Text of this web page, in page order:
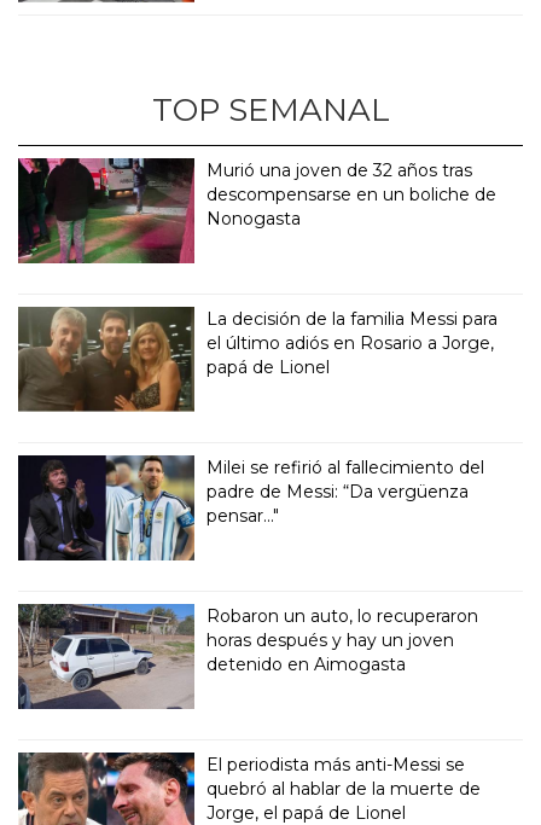
TOP SEMANAL
Murió una joven de 32 años tras
descompensarse en un boliche de
Nonogasta
La decisión de la familia Messi para
el último adiós en Rosario a Jorge,
papá de Lionel
Milei se refirió al fallecimiento del
padre de Messi: “Da vergüenza
pensar..."
Robaron un auto, lo recuperaron
horas después y hay un joven
detenido en Aimogasta
El periodista más anti-Messi se
quebró al hablar de la muerte de
Jorge, el papá de Lionel